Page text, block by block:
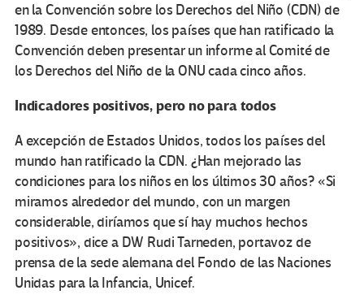
en la Convención sobre los Derechos del Niño (CDN) de
1989. Desde entonces, los países que han ratificado la
Convención deben presentar un informe al Comité de
los Derechos del Niño de la ONU cada cinco años.
Indicadores positivos, pero no para todos
A excepción de Estados Unidos, todos los países del
mundo han ratificado la CDN. ¿Han mejorado las
condiciones para los niños en los últimos 30 años? «Si
miramos alrededor del mundo, con un margen
considerable, diríamos que sí hay muchos hechos
positivos», dice a DW Rudi Tarneden, portavoz de
prensa de la sede alemana del Fondo de las Naciones
Unidas para la Infancia, Unicef.